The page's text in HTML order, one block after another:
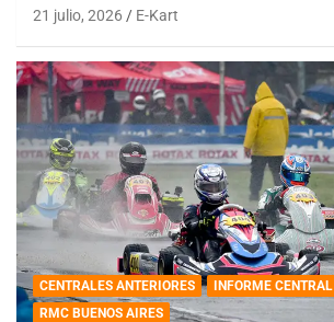
21 julio, 2026 E-Kart
CENTRALES ANTERIORES
INFORME CENTRAL
RMC BUENOS AIRES